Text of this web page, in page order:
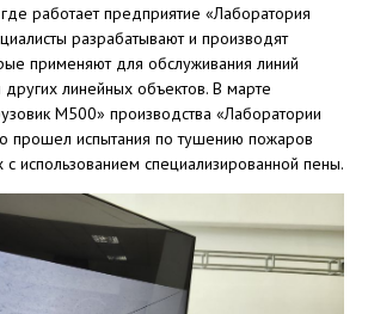
где работает предприятие «Лаборатория
разрабатывают и производят
применяют для обслуживания линий
линейных объектов. В марте
М500» производства «Лаборатории
прошел испытания по тушению пожаров
с использованием специализированной пены.